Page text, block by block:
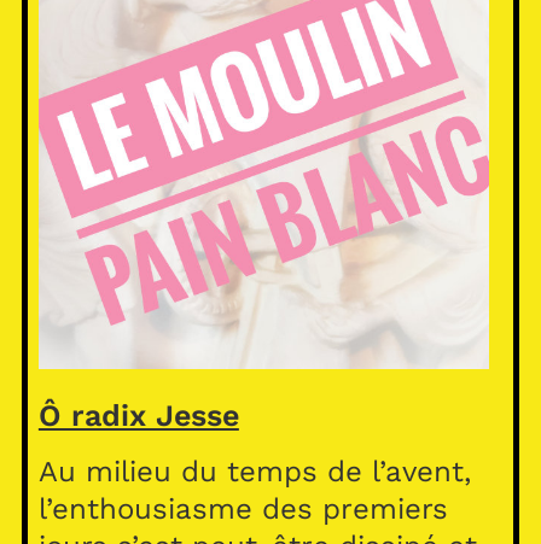
Ô radix Jesse
Au milieu du temps de l’avent,
l’enthousiasme des premiers